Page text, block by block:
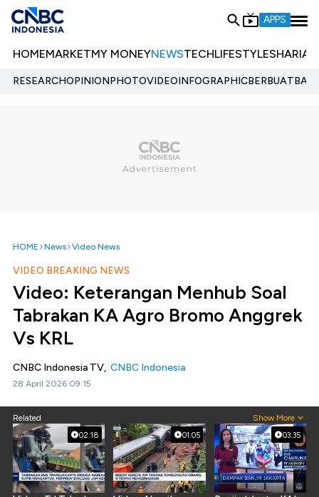
APPS
HOMEMARKETMY MONEYNEWSTECHLIFESTYLESHARIA
RESEARCHOPINIONPHOTOVIDEOINFOGRAPHIC
HOME News Video News
VIDEO BREAKING NEWS
Video: Keterangan Menhub Soal
Tabrakan KA Agro Bromo Anggrek
Vs KRL
CNBC Indonesia TV, CNBC Indonesia
28 April 2026 09:15
Related Show More
02:18 01:05 03:35